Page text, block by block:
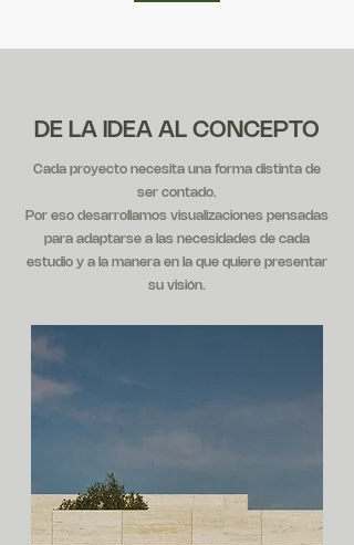
DE LA IDEA AL CONCEPTO
Cada proyecto necesita una forma distinta de
ser contado.
Por eso desarrollamos visualizaciones pensadas
para adaptarse a las necesidades de cada
estudio y a la manera en la que quiere presentar
su visión.